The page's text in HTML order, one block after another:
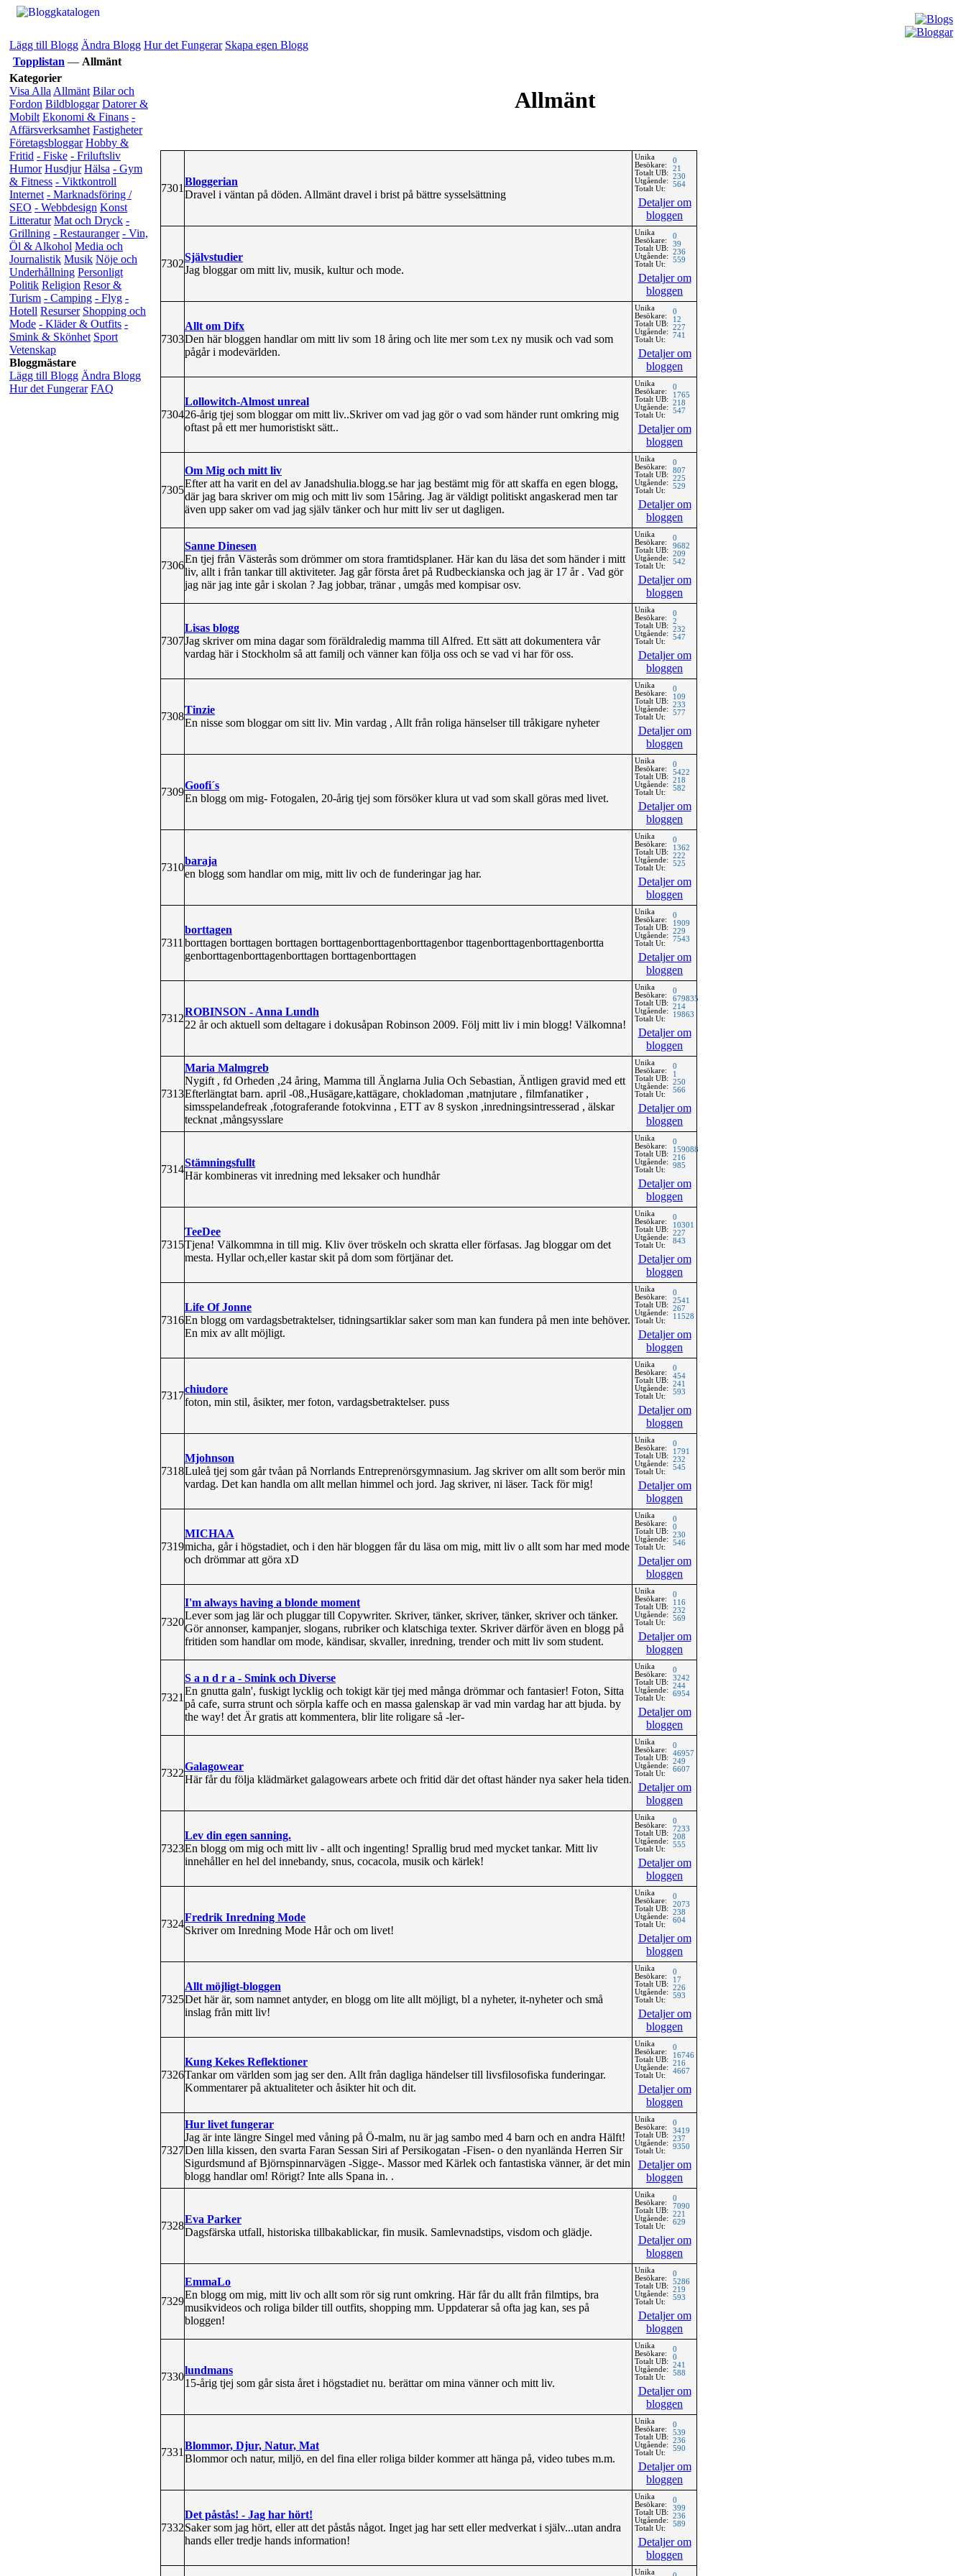
Lägg till Blogg Ändra Blogg Hur det Fungerar Skapa egen Blogg
Topplistan — Allmänt
Kategorier
Visa Alla Allmänt Bilar och
Fordon Bildbloggar Datorer &
Mobilt Ekonomi & Finans -
Affärsverksamhet Fastigheter
Företagsbloggar Hobby &
Fritid - Fiske - Friluftsliv
Humor Husdjur Hälsa - Gym
& Fitness - Viktkontroll
Internet - Marknadsföring /
SEO - Webbdesign Konst
Litteratur Mat och Dryck -
Grillning - Restauranger - Vin,
Öl & Alkohol Media och
Journalistik Musik Nöje och
Underhållning Personligt
Politik Religion Resor &
Turism - Camping - Flyg -
Hotell Resurser Shopping och
Mode - Kläder & Outfits -
Smink & Skönhet Sport
Vetenskap
Bloggmästare
Lägg till Blogg Ändra Blogg
Hur det Fungerar FAQ
Allmänt
7301
Bloggerian
Dravel i väntan på döden. Allmänt dravel i brist på bättre sysselsättning
Unika
Besökare:
Totalt UB:
Utgående:
Totalt Ut:
0
21
230
564
Detaljer om
bloggen
7302
Självstudier
Jag bloggar om mitt liv, musik, kultur och mode.
Unika
Besökare:
Totalt UB:
Utgående:
Totalt Ut:
0
39
236
559
Detaljer om
bloggen
7303
Allt om Difx
Den här bloggen handlar om mitt liv som 18 åring och lite mer som t.ex ny musik och vad som
pågår i modevärlden.
Unika
Besökare:
Totalt UB:
Utgående:
Totalt Ut:
0
12
227
741
Detaljer om
bloggen
7304
Lollowitch-Almost unreal
26-årig tjej som bloggar om mitt liv..Skriver om vad jag gör o vad som händer runt omkring mig
oftast på ett mer humoristiskt sätt..
Unika
Besökare:
Totalt UB:
Utgående:
Totalt Ut:
0
1765
218
547
Detaljer om
bloggen
7305
Om Mig och mitt liv
Efter att ha varit en del av Janadshulia.blogg.se har jag bestämt mig för att skaffa en egen blogg,
där jag bara skriver om mig och mitt liv som 15åring. Jag är väldigt politiskt angaskerad men tar
även upp saker om vad jag själv tänker och hur mitt liv ser ut dagligen.
Unika
Besökare:
Totalt UB:
Utgående:
Totalt Ut:
0
807
225
529
Detaljer om
bloggen
7306
Sanne Dinesen
En tjej från Västerås som drömmer om stora framtidsplaner. Här kan du läsa det som händer i mitt
liv, allt i från tankar till aktiviteter. Jag går första året på Rudbeckianska och jag är 17 år . Vad gör
jag när jag inte går i skolan ? Jag jobbar, tränar , umgås med kompisar osv.
Unika
Besökare:
Totalt UB:
Utgående:
Totalt Ut:
0
9682
209
542
Detaljer om
bloggen
7307
Lisas blogg
Jag skriver om mina dagar som föräldraledig mamma till Alfred. Ett sätt att dokumentera vår
vardag här i Stockholm så att familj och vänner kan följa oss och se vad vi har för oss.
Unika
Besökare:
Totalt UB:
Utgående:
Totalt Ut:
0
2
232
547
Detaljer om
bloggen
7308
Tinzie
En nisse som bloggar om sitt liv. Min vardag , Allt från roliga hänselser till tråkigare nyheter
Unika
Besökare:
Totalt UB:
Utgående:
Totalt Ut:
0
109
233
577
Detaljer om
bloggen
7309
Goofi´s
En blogg om mig- Fotogalen, 20-årig tjej som försöker klura ut vad som skall göras med livet.
Unika
Besökare:
Totalt UB:
Utgående:
Totalt Ut:
0
5422
218
582
Detaljer om
bloggen
7310
baraja
en blogg som handlar om mig, mitt liv och de funderingar jag har.
Unika
Besökare:
Totalt UB:
Utgående:
Totalt Ut:
0
1362
222
525
Detaljer om
bloggen
7311
borttagen
borttagen borttagen borttagen borttagenborttagenborttagenbor ttagenborttagenborttagenbortta
genborttagenborttagenborttagen borttagenborttagen
Unika
Besökare:
Totalt UB:
Utgående:
Totalt Ut:
0
1909
229
7543
Detaljer om
bloggen
7312
ROBINSON - Anna Lundh
22 år och aktuell som deltagare i dokusåpan Robinson 2009. Följ mitt liv i min blogg! Välkomna!
Unika
Besökare:
Totalt UB:
Utgående:
Totalt Ut:
0
679835
214
19863
Detaljer om
bloggen
7313
Maria Malmgreb
Nygift , fd Orheden ,24 åring, Mamma till Änglarna Julia Och Sebastian, Äntligen gravid med ett
Efterlängtat barn. april -08.,Husägare,kattägare, chokladoman ,matnjutare , filmfanatiker ,
simsspelandefreak ,fotograferande fotokvinna , ETT av 8 syskon ,inredningsintresserad , älskar
tecknat ,mångsysslare
Unika
Besökare:
Totalt UB:
Utgående:
Totalt Ut:
0
1
250
566
Detaljer om
bloggen
7314
Stämningsfullt
Här kombineras vit inredning med leksaker och hundhår
Unika
Besökare:
Totalt UB:
Utgående:
Totalt Ut:
0
159088
216
985
Detaljer om
bloggen
7315
TeeDee
Tjena! Välkommna in till mig. Kliv över tröskeln och skratta eller förfasas. Jag bloggar om det
mesta. Hyllar och,eller kastar skit på dom som förtjänar det.
Unika
Besökare:
Totalt UB:
Utgående:
Totalt Ut:
0
10301
227
843
Detaljer om
bloggen
7316
Life Of Jonne
En blogg om vardagsbetraktelser, tidningsartiklar saker som man kan fundera på men inte behöver.
En mix av allt möjligt.
Unika
Besökare:
Totalt UB:
Utgående:
Totalt Ut:
0
2541
267
11528
Detaljer om
bloggen
7317
chiudore
foton, min stil, åsikter, mer foton, vardagsbetraktelser. puss
Unika
Besökare:
Totalt UB:
Utgående:
Totalt Ut:
0
454
241
593
Detaljer om
bloggen
7318
Mjohnson
Luleå tjej som går tvåan på Norrlands Entreprenörsgymnasium. Jag skriver om allt som berör min
vardag. Det kan handla om allt mellan himmel och jord. Jag skriver, ni läser. Tack för mig!
Unika
Besökare:
Totalt UB:
Utgående:
Totalt Ut:
0
1791
232
545
Detaljer om
bloggen
7319
MICHAA
micha, går i högstadiet, och i den här bloggen får du läsa om mig, mitt liv o allt som har med mode
och drömmar att göra xD
Unika
Besökare:
Totalt UB:
Utgående:
Totalt Ut:
0
0
230
546
Detaljer om
bloggen
7320
I'm always having a blonde moment
Lever som jag lär och pluggar till Copywriter. Skriver, tänker, skriver, tänker, skriver och tänker.
Gör annonser, kampanjer, slogans, rubriker och klatschiga texter. Skriver därför även en blogg på
fritiden som handlar om mode, kändisar, skvaller, inredning, trender och mitt liv som student.
Unika
Besökare:
Totalt UB:
Utgående:
Totalt Ut:
0
116
232
569
Detaljer om
bloggen
7321
S a n d r a - Smink och Diverse
En gnutta galn', fuskigt lycklig och tokigt kär tjej med många drömmar och fantasier! Foton, Sitta
på cafe, surra strunt och sörpla kaffe och en massa galenskap är vad min vardag har att bjuda. by
the way! det Är gratis att kommentera, blir lite roligare så -ler-
Unika
Besökare:
Totalt UB:
Utgående:
Totalt Ut:
0
3242
244
6954
Detaljer om
bloggen
7322
Galagowear
Här får du följa klädmärket galagowears arbete och fritid där det oftast händer nya saker hela tiden.
Unika
Besökare:
Totalt UB:
Utgående:
Totalt Ut:
0
46957
249
6607
Detaljer om
bloggen
7323
Lev din egen sanning.
En blogg om mig och mitt liv - allt och ingenting! Sprallig brud med mycket tankar. Mitt liv
innehåller en hel del innebandy, snus, cocacola, musik och kärlek!
Unika
Besökare:
Totalt UB:
Utgående:
Totalt Ut:
0
7233
208
555
Detaljer om
bloggen
7324
Fredrik Inredning Mode
Skriver om Inredning Mode Hår och om livet!
Unika
Besökare:
Totalt UB:
Utgående:
Totalt Ut:
0
2073
238
604
Detaljer om
bloggen
7325
Allt möjligt-bloggen
Det här är, som namnet antyder, en blogg om lite allt möjligt, bl a nyheter, it-nyheter och små
inslag från mitt liv!
Unika
Besökare:
Totalt UB:
Utgående:
Totalt Ut:
0
17
226
593
Detaljer om
bloggen
7326
Kung Kekes Reflektioner
Tankar om världen som jag ser den. Allt från dagliga händelser till livsfilosofiska funderingar.
Kommentarer på aktualiteter och åsikter hit och dit.
Unika
Besökare:
Totalt UB:
Utgående:
Totalt Ut:
0
16746
216
4667
Detaljer om
bloggen
7327
Hur livet fungerar
Jag är inte längre Singel med våning på Ö-malm, nu är jag sambo med 4 barn och en andra Hälft!
Den lilla kissen, den svarta Faran Sessan Siri af Persikogatan -Fisen- o den nyanlända Herren Sir
Sigurdsmund af Björnspinnarvägen -Sigge-. Massor med Kärlek och fantastiska vänner, är det min
blogg handlar om! Rörigt? Inte alls Spana in. .
Unika
Besökare:
Totalt UB:
Utgående:
Totalt Ut:
0
3419
237
9350
Detaljer om
bloggen
7328
Eva Parker
Dagsfärska utfall, historiska tillbakablickar, fin musik. Samlevnadstips, visdom och glädje.
Unika
Besökare:
Totalt UB:
Utgående:
Totalt Ut:
0
7090
221
629
Detaljer om
bloggen
7329
EmmaLo
En blogg om mig, mitt liv och allt som rör sig runt omkring. Här får du allt från filmtips, bra
musikvideos och roliga bilder till outfits, shopping mm. Uppdaterar så ofta jag kan, ses på
bloggen!
Unika
Besökare:
Totalt UB:
Utgående:
Totalt Ut:
0
5286
219
593
Detaljer om
bloggen
7330
lundmans
15-årig tjej som går sista året i högstadiet nu. berättar om mina vänner och mitt liv.
Unika
Besökare:
Totalt UB:
Utgående:
Totalt Ut:
0
0
241
588
Detaljer om
bloggen
7331
Blommor, Djur, Natur, Mat
Blommor och natur, miljö, en del fina eller roliga bilder kommer att hänga på, video tubes m.m.
Unika
Besökare:
Totalt UB:
Utgående:
Totalt Ut:
0
539
236
590
Detaljer om
bloggen
7332
Det påstås! - Jag har hört!
Saker som jag hört, eller att det påstås något. Inget jag har sett eller medverkat i själv...utan andra
hands eller tredje hands information!
Unika
Besökare:
Totalt UB:
Utgående:
Totalt Ut:
0
399
236
589
Detaljer om
bloggen
Unika